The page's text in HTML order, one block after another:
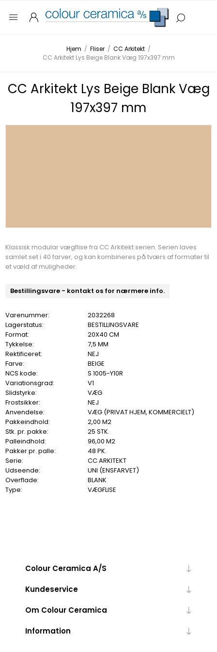
Hjem / Fliser / CC Arkitekt /
CC Arkitekt Lys Beige Blank Væg 197x397 mm
CC Arkitekt Lys Beige Blank Væg
197x397 mm
Klassisk modular vægflise fra CC Arkitekt serien. Serien laves
samlet set i 40 farver, og kan kombineres på tværs af formater til
et væld af muligheder.
Bestillingsvare - kontakt os for nærmere info.
Varenummer:
2032268
Lagerstatus:
BESTILLINGSVARE
Format:
20X40 CM
Tykkelse:
7,5 MM
Rektificeret:
NEJ
Farve:
BEIGE
NCS kode:
S 1005-Y10R
Variationsgrad:
V1
Slidstyrke:
VÆG
Frostsikker:
NEJ
Anvendelse:
VÆG (PRIVAT HJEM, KOMMERCIELT)
Pakkeindhold:
2,00 M2
Stk. pr. pakke:
25 STK.
Palleindhold:
96,00 M2
Pakker pr. palle:
48 PK.
Serie:
CC ARKITEKT
Udseende:
UNI (ENSFARVET)
Overflade:
BLANK
Type:
VÆGFLISE
Colour Ceramica A/S
Kundeservice
Om Colour Ceramica
Information